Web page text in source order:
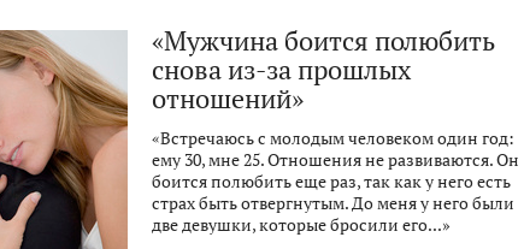
«Мужчина боится полюбить
снова из-за прошлых
отношений»
«Встречаюсь с молодым человеком один год:
ему 30, мне 25. Отношения не развиваются. Он
боится полюбить еще раз, так как у него есть
страх быть отвергнутым. До меня у него были
две девушки, которые бросили его...»